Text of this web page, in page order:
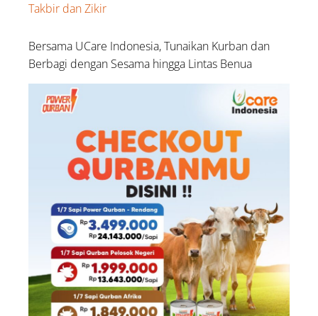
Takbir dan Zikir
Bersama UCare Indonesia, Tunaikan Kurban dan
Berbagi dengan Sesama hingga Lintas Benua